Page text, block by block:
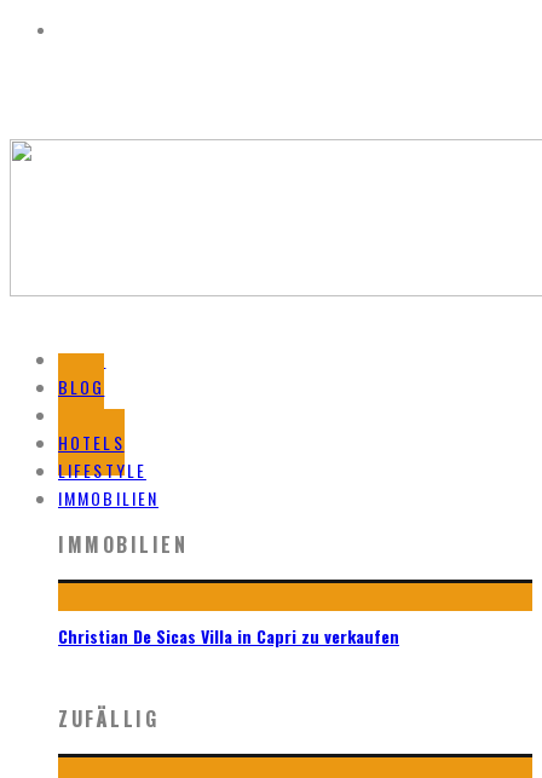
HOME
BLOG
REISEN
HOTELS
LIFESTYLE
IMMOBILIEN
IMMOBILIEN
Christian De Sicas Villa in Capri zu verkaufen
ZUFÄLLIG